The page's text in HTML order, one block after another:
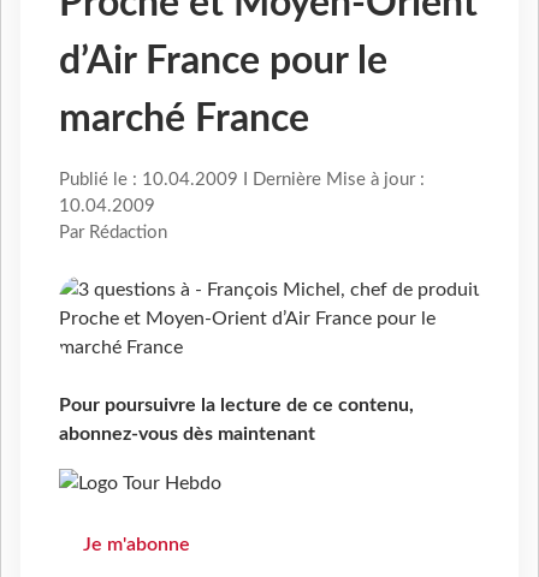
d’Air France pour le
marché France
Publié le : 10.04.2009 I Dernière Mise à jour :
10.04.2009
Par Rédaction
Pour poursuivre la lecture de ce contenu,
abonnez-vous dès maintenant
Je m'abonne